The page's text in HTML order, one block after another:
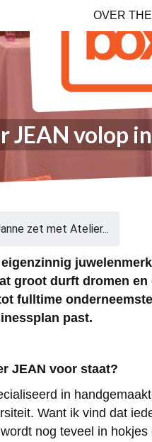
OVER
JEAN volop
zet met Atelier...
groot durft dromen
fulltime
past.
JEAN voor staat?
in
Want ik vind dat
nog teveel in